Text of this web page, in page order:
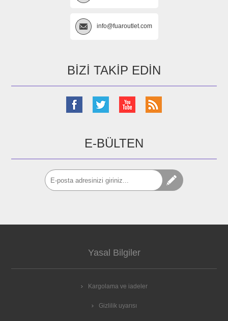
info@fuaroutlet.com
BIZI TAKIP EDIN
E-BÜLTEN
Yasal Bilgiler
Kargolama ve iadeler
Gizlilik uyarısı